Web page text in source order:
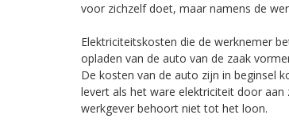
voor zichzelf doet, maar namens de
Elektriciteitskosten die de werknemer
opladen van de auto van de zaak
De kosten van de auto zijn in beginsel
levert als het ware elektriciteit door
werkgever behoort niet tot het loon.